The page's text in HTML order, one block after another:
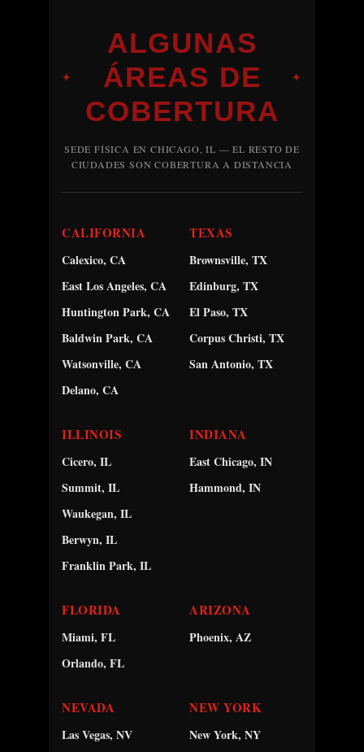
✦
ALGUNAS
ÁREAS DE
COBERTURA
✦
SEDE FÍSICA EN CHICAGO, IL — EL RESTO DE
CIUDADES SON COBERTURA A DISTANCIA
CALIFORNIA
Calexico, CA
East Los Angeles, CA
Huntington Park, CA
Baldwin Park, CA
Watsonville, CA
Delano, CA
TEXAS
Brownsville, TX
Edinburg, TX
El Paso, TX
Corpus Christi, TX
San Antonio, TX
ILLINOIS
Cicero, IL
Summit, IL
Waukegan, IL
Berwyn, IL
Franklin Park, IL
INDIANA
East Chicago, IN
Hammond, IN
FLORIDA
Miami, FL
Orlando, FL
ARIZONA
Phoenix, AZ
NEVADA
Las Vegas, NV
NEW YORK
New York, NY